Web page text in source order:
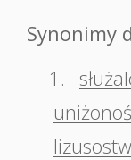
Synonimy
1.